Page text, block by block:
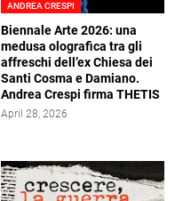
ANDREA CRESPI
Biennale Arte 2026: una
medusa olografica tra gli
affreschi dell’ex Chiesa dei
Santi Cosma e Damiano.
Andrea Crespi firma THETIS
April 28, 2026